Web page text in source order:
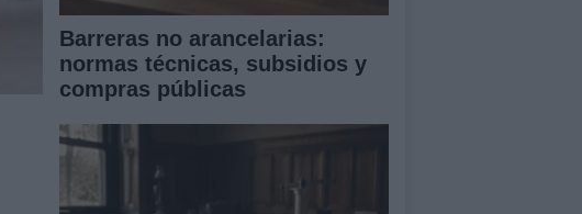
Barreras no arancelarias:
normas técnicas, subsidios y
compras públicas